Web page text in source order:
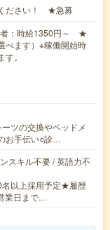
ください！ ★急募
者：時給1350円～ ★
べます）※稼働開始時
。
ツの交換やベッドメ
お手伝い○診…
スキル不要 / 英語力不
以上採用予定★履歴
業日まで…